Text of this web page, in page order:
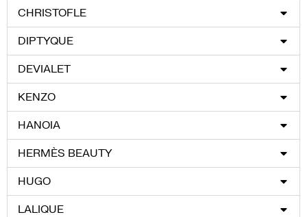
CHRISTOFLE
DIPTYQUE
DEVIALET
KENZO
HANOIA
HERMÈS BEAUTY
HUGO
LALIQUE